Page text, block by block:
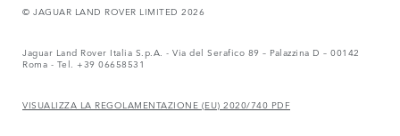
© JAGUAR LAND ROVER LIMITED 2026
Jaguar Land Rover Italia S.p.A. - Via del Serafico 89 – Palazzina D – 00142
Roma - Tel. +39 06658531
VISUALIZZA LA REGOLAMENTAZIONE (EU) 2020/740 PDF